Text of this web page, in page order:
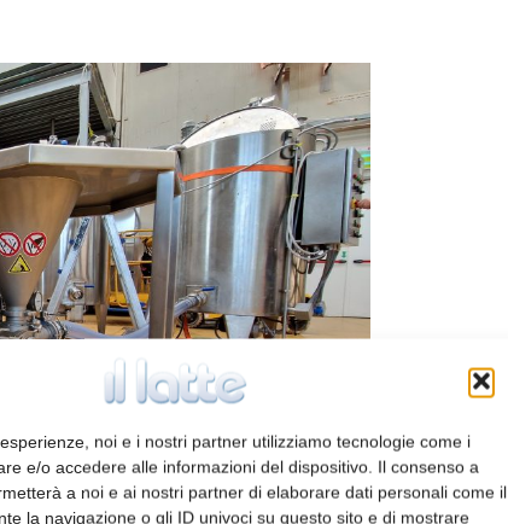
noi e i nostri partner utilizziamo tecnologie come i
e/o accedere alle informazioni del dispositivo. Il consenso a
a noi e ai nostri partner di elaborare dati personali come il
la navigazione o gli ID univoci su questo sito e di mostrare